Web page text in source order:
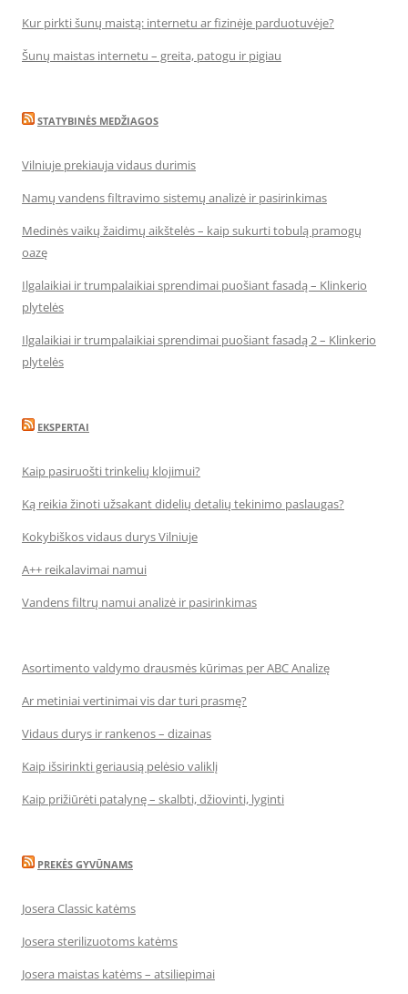
Kur pirkti šunų maistą: internetu ar fizinėje parduotuvėje?
Šunų maistas internetu – greita, patogu ir pigiau
STATYBINĖS MEDŽIAGOS
Vilniuje prekiauja vidaus durimis
Namų vandens filtravimo sistemų analizė ir pasirinkimas
Medinės vaikų žaidimų aikštelės – kaip sukurti tobulą pramogų
oazę
Ilgalaikiai ir trumpalaikiai sprendimai puošiant fasadą – Klinkerio
plytelės
Ilgalaikiai ir trumpalaikiai sprendimai puošiant fasadą 2 – Klinkerio
plytelės
EKSPERTAI
Kaip pasiruošti trinkelių klojimui?
Ką reikia žinoti užsakant didelių detalių tekinimo paslaugas?
Kokybiškos vidaus durys Vilniuje
A++ reikalavimai namui
Vandens filtrų namui analizė ir pasirinkimas
Asortimento valdymo drausmės kūrimas per ABC Analizę
Ar metiniai vertinimai vis dar turi prasmę?
Vidaus durys ir rankenos – dizainas
Kaip išsirinkti geriausią pelėsio valiklį
Kaip prižiūrėti patalynę – skalbti, džiovinti, lyginti
PREKĖS GYVŪNAMS
Josera Classic katėms
Josera sterilizuotoms katėms
Josera maistas katėms – atsiliepimai